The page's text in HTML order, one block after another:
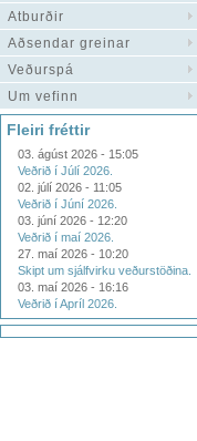
Atburðir
Aðsendar greinar
Veðurspá
Um vefinn
Fleiri fréttir
03. ágúst 2026 - 15:05
Veðrið í Júlí 2026.
02. júlí 2026 - 11:05
Veðrið í Júní 2026.
03. júní 2026 - 12:20
Veðrið í maí 2026.
27. maí 2026 - 10:20
Skipt um sjálfvirku veðurstöðina.
03. maí 2026 - 16:16
Veðrið í Apríl 2026.